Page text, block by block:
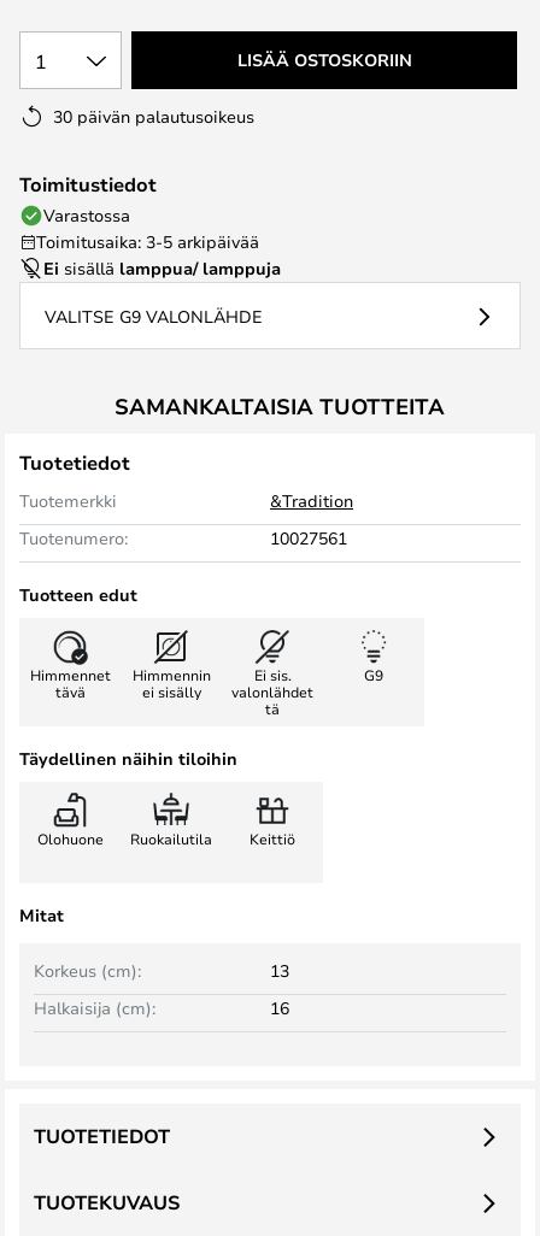
1 LISÄÄ OSTOSKORIIN
30 päivän palautusoikeus
Toimitustiedot
Varastossa
Toimitusaika: 3-5 arkipäivää
Ei sisällä lamppua/ lamppuja
VALITSE G9 VALONLÄHDE
SAMANKALTAISIA TUOTTEITA
Tuotetiedot
Tuotemerkki
&Tradition
Tuotenumero:
10027561
Tuotteen edut
Himmennet
tävä
Himmennin
ei sisälly
Ei sis.
valonlähdet
tä
G9
Täydellinen näihin tiloihin
Olohuone Ruokailutila Keittiö
Mitat
Korkeus (cm):
13
Halkaisija (cm):
16
TUOTEKUVAUS
TUOTETIEDOT